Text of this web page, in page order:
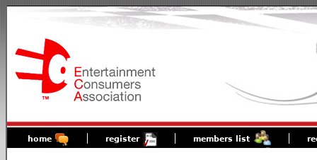
home register members list